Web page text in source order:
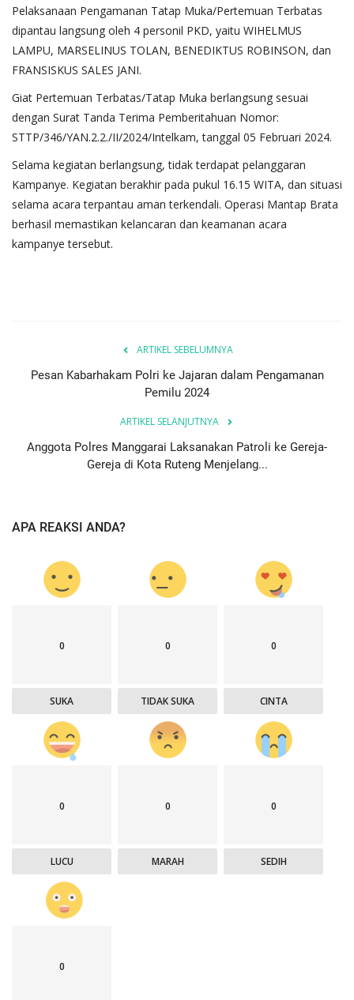
Pelaksanaan Pengamanan Tatap Muka/Pertemuan Terbatas
dipantau langsung oleh 4 personil PKD, yaitu WIHELMUS
LAMPU, MARSELINUS TOLAN, BENEDIKTUS ROBINSON, dan
FRANSISKUS SALES JANI.
Giat Pertemuan Terbatas/Tatap Muka berlangsung sesuai
dengan Surat Tanda Terima Pemberitahuan Nomor:
STTP/346/YAN.2.2./II/2024/Intelkam, tanggal 05 Februari 2024.
Selama kegiatan berlangsung, tidak terdapat pelanggaran
Kampanye. Kegiatan berakhir pada pukul 16.15 WITA, dan situasi
selama acara terpantau aman terkendali. Operasi Mantap Brata
berhasil memastikan kelancaran dan keamanan acara
kampanye tersebut.
ARTIKEL SEBELUMNYA
Pesan Kabarhakam Polri ke Jajaran dalam Pengamanan
Pemilu 2024
ARTIKEL SELANJUTNYA
Anggota Polres Manggarai Laksanakan Patroli ke Gereja-
Gereja di Kota Ruteng Menjelang...
APA REAKSI ANDA?
0
SUKA
0
TIDAK SUKA
0
CINTA
0
LUCU
0
MARAH
0
SEDIH
0